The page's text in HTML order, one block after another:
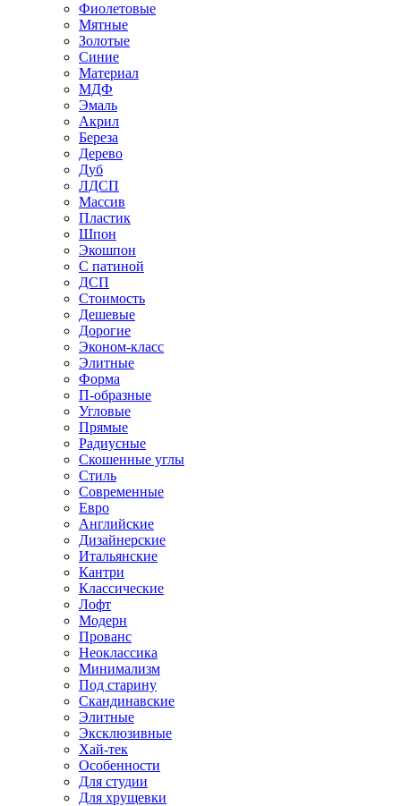
Фиолетовые
Мятные
Золотые
Синие
Материал
МДФ
Эмаль
Акрил
Береза
Дерево
Дуб
ЛДСП
Массив
Пластик
Шпон
Экошпон
С патиной
ДСП
Стоимость
Дешевые
Дорогие
Эконом-класс
Элитные
Форма
П-образные
Угловые
Прямые
Радиусные
Скошенные углы
Стиль
Современные
Евро
Английские
Дизайнерские
Итальянские
Кантри
Классические
Лофт
Модерн
Прованс
Неоклассика
Минимализм
Под старину
Скандинавские
Элитные
Эксклюзивные
Хай-тек
Особенности
Для студии
Для хрущевки